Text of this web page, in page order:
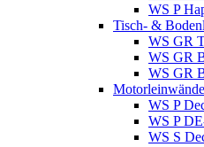
WS P
Tisch- &
WS GR
WS GR
WS GR
WS P
WS P
WS S